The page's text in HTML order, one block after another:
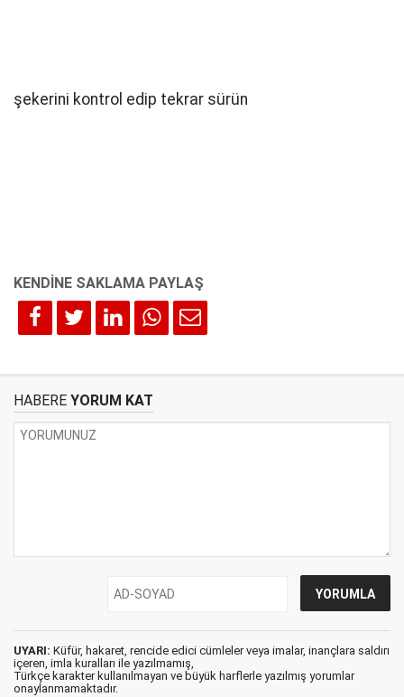
şekerini kontrol edip tekrar sürün
HABERE YORUM KAT
UYARI: Küfür, hakaret, rencide edici cümleler veya imalar, inançlara saldırı
içeren, imla kuralları ile yazılmamış,
Türkçe karakter kullanılmayan ve büyük harflerle yazılmış yorumlar
onaylanmamaktadır.